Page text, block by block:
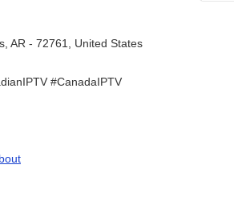
AR - 72761, United States
#CanadaIPTV